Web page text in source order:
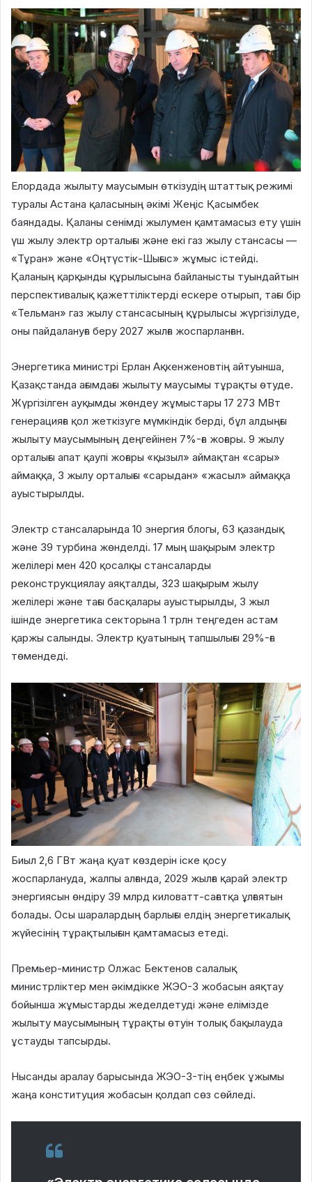
Елордада жылыту маусымын өткізудің штаттық режимі
туралы Астана қаласының әкімі Жеңіс Қасымбек
баяндады. Қаланы сенімді жылумен қамтамасыз ету үшін
үш жылу электр орталығы және екі газ жылу стансасы —
«Тұран» және «Оңтүстік-Шығыс» жұмыс істейді.
Қаланың қарқынды құрылысына байланысты туындайтын
перспективалық қажеттіліктерді ескере отырып, тағы бір
«Тельман» газ жылу стансасының құрылысы жүргізілуде,
оны пайдалануға беру 2027 жылға жоспарланған.
Энергетика министрі Ерлан Ақкенженовтің айтуынша,
Қазақстанда ағымдағы жылыту маусымы тұрақты өтуде.
Жүргізілген ауқымды жөндеу жұмыстары 17 273 МВт
генерацияға қол жеткізуге мүмкіндік берді, бұл алдыңғы
жылыту маусымының деңгейінен 7%-ға жоғары. 9 жылу
орталығы апат қаупі жоғары «қызыл» аймақтан «сары»
аймаққа, 3 жылу орталығы «сарыдан» «жасыл» аймаққа
ауыстырылды.
Электр стансаларында 10 энергия блогы, 63 қазандық
және 39 турбина жөнделді. 17 мың шақырым электр
желілері мен 420 қосалқы стансаларды
реконструкциялау аяқталды, 323 шақырым жылу
желілері және тағы басқалары ауыстырылды, 3 жыл
ішінде энергетика секторына 1 трлн теңгеден астам
қаржы салынды. Электр қуатының тапшылығы 29%-ға
төмендеді.
Биыл 2,6 ГВт жаңа қуат көздерін іске қосу
жоспарлануда, жалпы алғанда, 2029 жылға қарай электр
энергиясын өндіру 39 млрд киловатт-сағатқа ұлғаятын
болады. Осы шаралардың барлығы елдің энергетикалық
жүйесінің тұрақтылығын қамтамасыз етеді.
Премьер-министр Олжас Бектенов салалық
министрліктер мен әкімдікке ЖЭО-3 жобасын аяқтау
бойынша жұмыстарды жеделдетуді және елімізде
жылыту маусымының тұрақты өтуін толық бақылауда
ұстауды тапсырды.
Нысанды аралау барысында ЖЭО-3-тің еңбек ұжымы
жаңа конституция жобасын қолдап сөз сөйледі.